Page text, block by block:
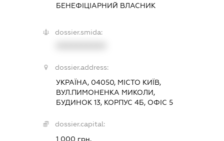
БЕНЕФІЦІАРНИЙ ВЛАСНИК
dossier.smida:
dossier.address:
УКРАЇНА, 04050, МІСТО КИЇВ,
ВУЛ.ПИМОНЕНКА МИКОЛИ,
БУДИНОК 13, КОРПУС 4Б, ОФІС 5
dossier.capital:
1 000 грн.